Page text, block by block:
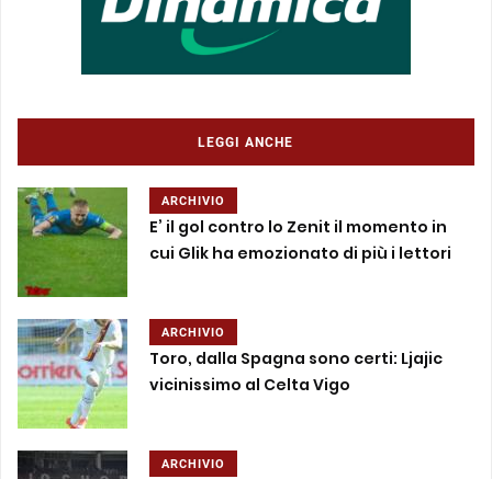
LEGGI ANCHE
ARCHIVIO
E’ il gol contro lo Zenit il momento in
cui Glik ha emozionato di più i lettori
ARCHIVIO
Toro, dalla Spagna sono certi: Ljajic
vicinissimo al Celta Vigo
ARCHIVIO